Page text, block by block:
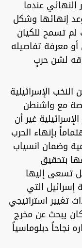
النهائي عندما
إنهائها وشكل
لم تسمح للكيان
معرفة تفاصيله
لشن حربٍ
الإسرائيلية
مع واشنطن
غير أن
بإنهاء الحرب
وضمان انسياب
بتحقيق
تسعى إليها
التي
تغيير استراتيجي
يبحث عن مخرج
نجاحاً دبلوماسياً